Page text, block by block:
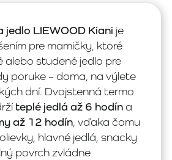
jedlo LIEWOOD Kiani je
pre mamičky, ktoré
alebo studené jedlo pre
poruke – doma, na výlete
dní. Dvojstenná termo
teplé jedlá až 6 hodína
až 12 hodín , vďaka čomu
hlavné jedlá, snacky
povrch zvládne